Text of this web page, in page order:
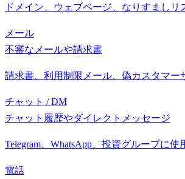
ドメイン、ウェブページ、なりすましリ
メール
不審なメールや請求書
請求書、利用制限メール、偽カスタマー
チャット / DM
チャット履歴やダイレクトメッセージ
Telegram、WhatsApp、投資グループに使
電話